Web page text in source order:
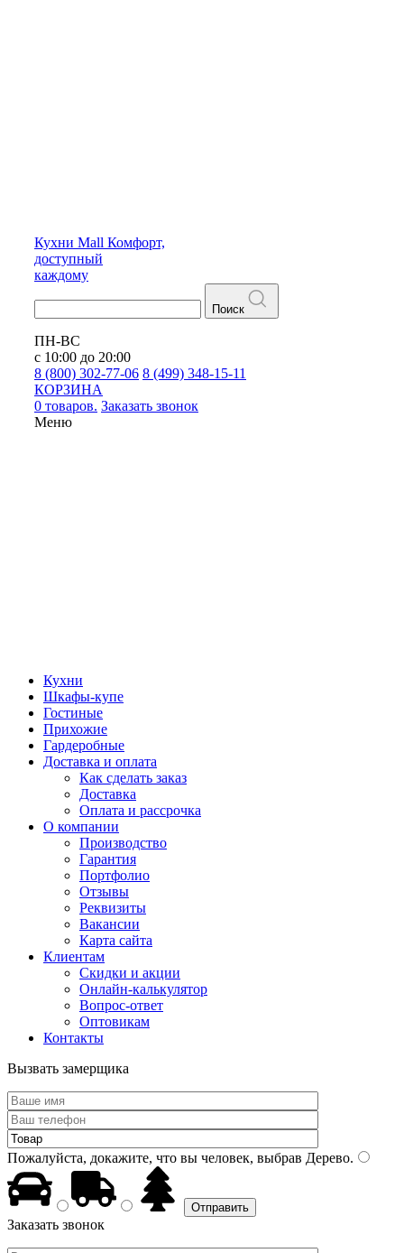
Кухни Mall Комфорт,
доступный
каждому
Поиск
ПН-ВС
с 10:00 до 20:00
8 (800) 302-77-06 8 (499) 348-15-11
КОРЗИНА
0 товаров. Заказать звонок
Меню
Кухни
Шкафы-купе
Гостиные
Прихожие
Гардеробные
Доставка и оплата
Как сделать заказ
Доставка
Оплата и рассрочка
О компании
Производство
Гарантия
Портфолио
Отзывы
Реквизиты
Вакансии
Карта сайта
Клиентам
Скидки и акции
Онлайн-калькулятор
Вопрос-ответ
Оптовикам
Контакты
Вызвать замерщика
Пожалуйста, докажите, что вы человек, выбрав Дерево.
Заказать звонок